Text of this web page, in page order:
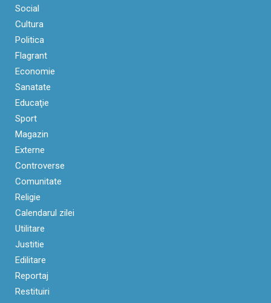
Social
Cultura
Politica
Flagrant
Economie
Sanatate
Educaţie
Sport
Magazin
Externe
Controverse
Comunitate
Religie
Calendarul zilei
Utilitare
Justitie
Edilitare
Reportaj
Restituiri